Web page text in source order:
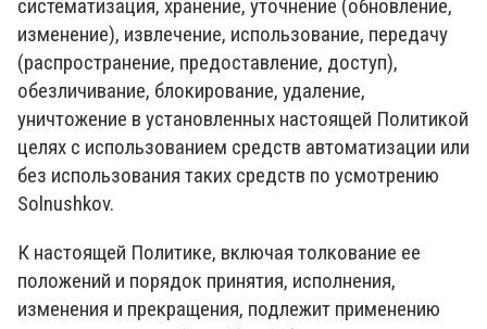
систематизация, хранение, уточнение (обновление,
изменение), извлечение, использование, передачу
(распространение, предоставление, доступ),
обезличивание, блокирование, удаление,
уничтожение в установленных настоящей Политикой
целях с использованием средств автоматизации или
без использования таких средств по усмотрению
Solnushkov.
К настоящей Политике, включая толкование ее
положений и порядок принятия, исполнения,
изменения и прекращения, подлежит применению